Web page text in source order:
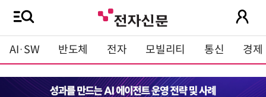
AI·SW 반도체 전자 모빌리티 통신 경제